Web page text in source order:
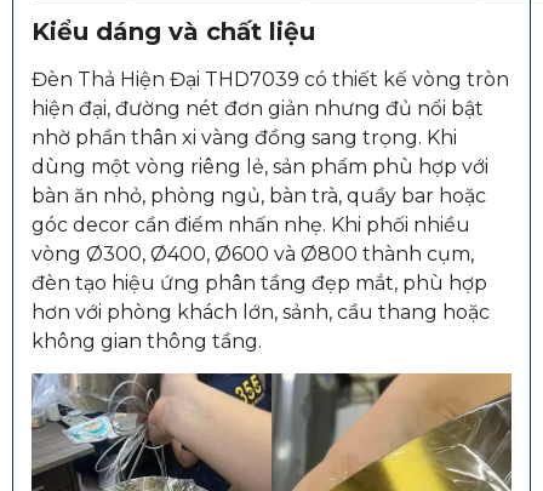
Kiểu dáng và chất liệu
Đèn Thả Hiện Đại THD7039 có thiết kế vòng tròn
hiện đại, đường nét đơn giản nhưng đủ nổi bật
nhờ phần thân xi vàng đồng sang trọng. Khi
dùng một vòng riêng lẻ, sản phẩm phù hợp với
bàn ăn nhỏ, phòng ngủ, bàn trà, quầy bar hoặc
góc decor cần điểm nhấn nhẹ. Khi phối nhiều
vòng Ø300, Ø400, Ø600 và Ø800 thành cụm,
đèn tạo hiệu ứng phân tầng đẹp mắt, phù hợp
hơn với phòng khách lớn, sảnh, cầu thang hoặc
không gian thông tầng.